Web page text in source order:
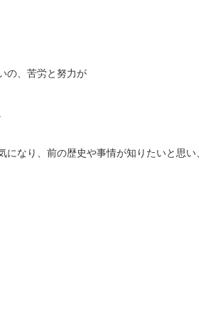
の、苦労と努力が
なり、前の歴史や事情が知りたいと思い、